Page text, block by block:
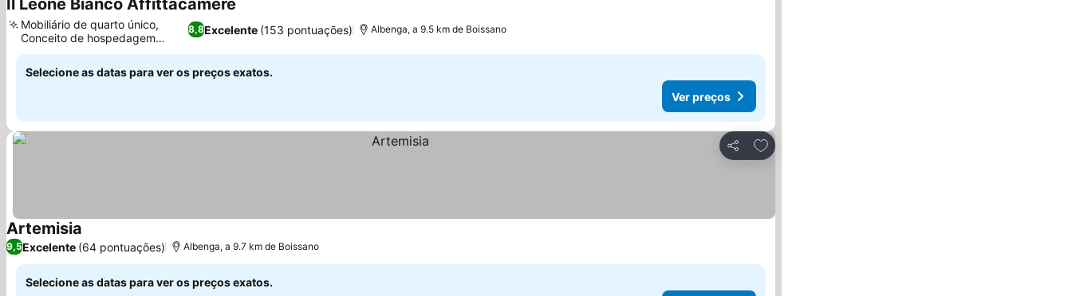
Il Leone Bianco Affittacamere
8,8Excelente (153 pontuações)
Mobiliário de quarto único,
Conceito de hospedagem
familiar
Albenga, a 9.5 km de Boissano
Selecione as datas para ver os preços exatos.
Ver preços
Partilhar
Adicionar aos favoritos
Artemisia
9,5Excelente (64 pontuações) Albenga, a 9.7 km de Boissano
Selecione as datas para ver os preços exatos.